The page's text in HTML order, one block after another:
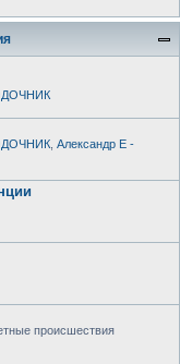
Александр E -
происшествия